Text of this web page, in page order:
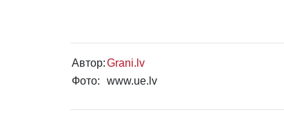
Автор:Grani.lv
Фото:
www.ue.lv